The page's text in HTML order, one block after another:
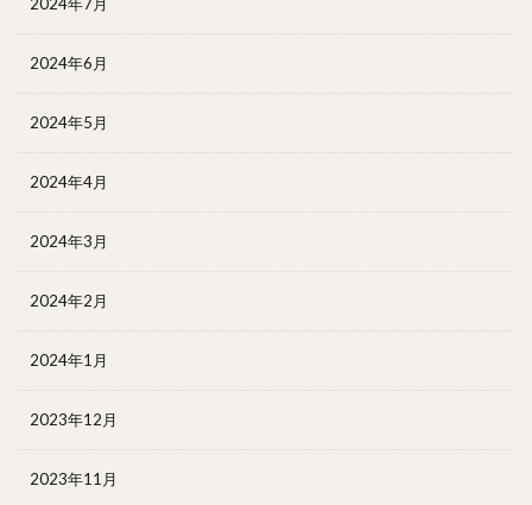
2024年6月
2024年5月
2024年4月
2024年3月
2024年2月
2024年1月
2023年12月
2023年11月